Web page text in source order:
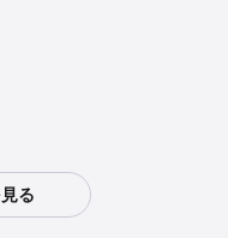
年05月07日まで
る